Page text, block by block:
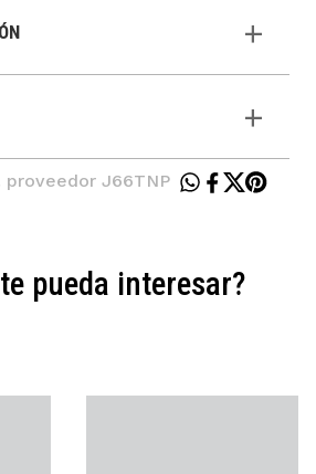
proveedor J66TNP
pueda interesar?